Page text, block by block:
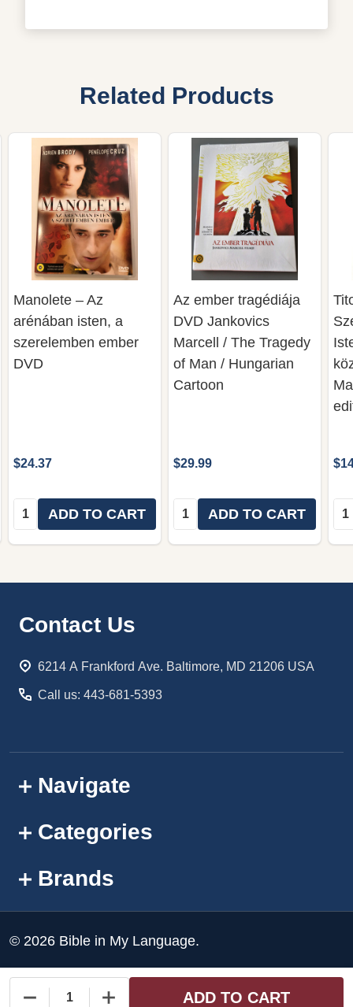
DECREASE QUANTITY OF UNDEFINED
INCREASE QUANTITY OF UNDEFINED
ADD TO CART
Related Products
Manolete – Az
arénában isten, a
szerelemben ember
DVD
$24.37
Quantity:ADD TO CART
Az ember tragédiája
DVD Jankovics
Marcell / The Tragedy
of Man / Hungarian
Cartoon
$29.99
Quantity:ADD TO CART
Footer
Contact Us
6214 A Frankford Ave. Baltimore, MD 21206 USA
Call us: 443-681-5393
Navigate
Categories
Brands
© 2026 Bible in My Language.